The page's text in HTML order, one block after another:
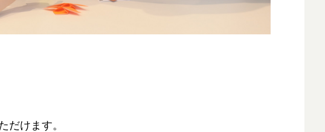
だけます。